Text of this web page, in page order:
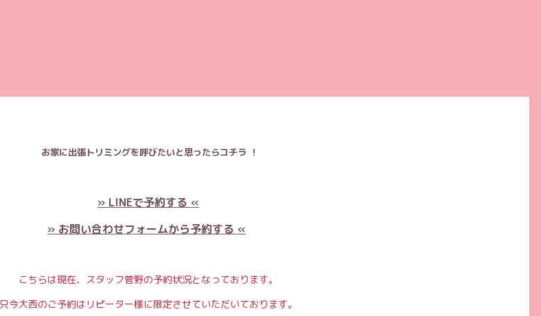
お家に出張トリミングを呼びたいと思ったらコチラ ！
» LINEで予約する «
» お問い合わせフォームから予約する «
こちらは現在、スタッフ菅野の予約状況となっております。
只今大西のご予約はリピーター様に限定させていただいております。